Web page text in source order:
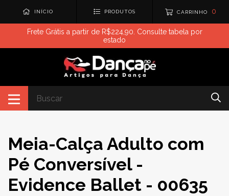
INÍCIO PRODUTOS CARRINHO 0
Frete Grátis a partir de R$224,90. Consulte tabela por
estado
Meia-Calça Adulto com
Pé Conversível -
Evidence Ballet - 00635